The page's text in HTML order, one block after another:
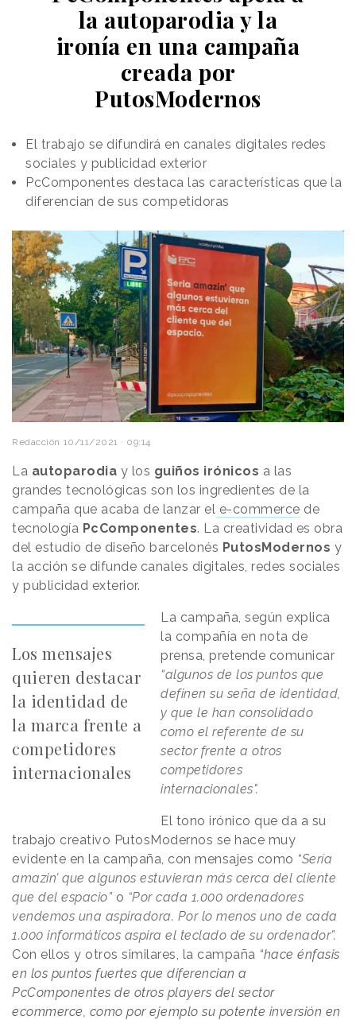
la autoparodia y la
ironía en una campaña
creada por
PutosModernos
El trabajo se difundirá en canales digitales redes
sociales y publicidad exterior
PcComponentes destaca las características que la
diferencian de sus competidoras
Redacción 10/11/2021 · 09:14
La autoparodia y los guiños irónicos a las
grandes tecnológicas son los ingredientes de la
campaña que acaba de lanzar el e-commerce de
tecnología PcComponentes. La creatividad es obra
del estudio de diseño barcelonés PutosModernos y
la acción se difunde canales digitales, redes sociales
y publicidad exterior.
Los mensajes
quieren destacar
la identidad de
la marca frente a
competidores
internacionales
La campaña, según explica
la compañía en nota de
prensa, pretende comunicar
“algunos de los puntos que
definen su seña de identidad,
y que le han consolidado
como el referente de su
sector frente a otros
competidores
internacionales".
El tono irónico que da a su
trabajo creativo PutosModernos se hace muy
evidente en la campaña, con mensajes como “Sería
amazin’ que algunos estuvieran más cerca del cliente
que del espacio”o “Por cada 1.000 ordenadores
vendemos una aspiradora. Por lo menos uno de cada
1.000 informáticos aspira el teclado de su ordenador”.
Con ellos y otros similares, la campaña “hace énfasis
en los puntos fuertes que diferencian a
PcComponentes de otros players del sector
ecommerce, como por ejemplo su potente inversión en